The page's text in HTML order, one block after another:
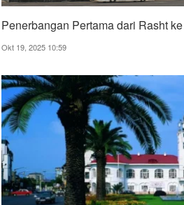
Penerbangan Pertama dari Rasht
Okt 19, 2025 10:59